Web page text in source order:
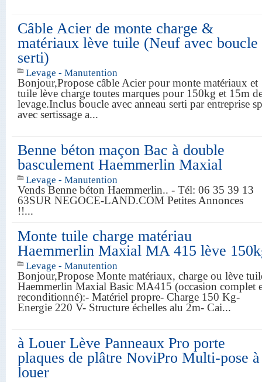
Câble Acier de monte charge &
matériaux lève tuile (Neuf avec boucle
serti)
Levage - Manutention
Bonjour,Propose câble Acier pour monte matériaux et
tuile lève charge toutes marques pour 150kg et 15m
levage.Inclus boucle avec anneau serti par entreprise
avec sertissage a...
Benne béton maçon Bac à double
basculement Haemmerlin Maxial
Levage - Manutention
Vends Benne béton Haemmerlin.. - Tél: 06 35 39 13
63SUR NEGOCE-LAND.COM Petites Annonces
!!...
Monte tuile charge matériau
Haemmerlin Maxial MA 415 lève
Levage - Manutention
Bonjour,Propose Monte matériaux, charge ou lève
Haemmerlin Maxial Basic MA415 (occasion complet
reconditionné):- Matériel propre- Charge 150 Kg-
Energie 220 V- Structure échelles alu 2m- Cai...
à Louer Lève Panneaux Pro porte
plaques de plâtre NoviPro Multi-pose à
louer